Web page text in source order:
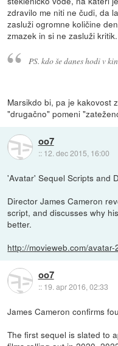
zdravilo me niti ne čudi, da
zasluži ogromne količine
zmazek in si ne zasluži kritik.
PS. kdo še danes hodi v
Marsikdo bi, pa je kakovost
"drugačno" pomeni
oo7
:: 12. dec 2015, 16:00
'Avatar' Sequel Scripts and
Director James Cameron
script, and discusses why
better.
http://movieweb.com/
oo7
:: 19. apr 2016, 02:33
James Cameron confirms
The first sequel is slated to